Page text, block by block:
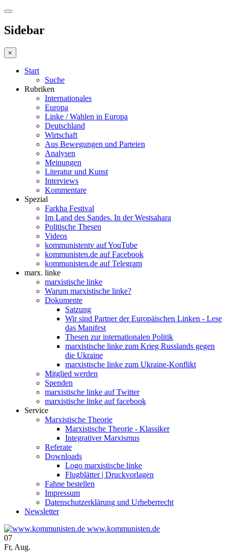
Sidebar
×
Start
Suche
Rubriken
Internationales
Europa
Linke / Wahlen in Europa
Deutschland
Wirtschaft
Aus Bewegungen und Parteien
Analysen
Meinungen
Literatur und Kunst
Interviews
Kommentare
Spezial
Farkha Festival
Im Land des Sandes. In der Westsahara
Politische Thesen
Videos
kommunistentv auf YouTube
kommunisten.de auf Facebook
kommunisten.de auf Telegram
marx. linke
marxistische linke
Warum marxistische linke?
Dokumente
Satzung
Wir sind Partner der Europäischen Linken - Lese
das Manifest
Thesen zur internationalen Politik
marxistische linke zum Krieg Russlands gegen
die Ukraine
marxistische linke zum Ukraine-Konflikt
Mitglied werden
Spenden
marxistische linke auf Twitter
marxistische linke auf facebook
Service
Marxistische Theorie
Marxistische Theorie - Klassiker
Integrativer Marxismus
Referate
Downloads
Logo marxistische linke
Flugblätter | Druckvorlagen
Fahne bestellen
Impressum
Datenschutzerklärung und Urheberrecht
Newsletter
www.kommunisten.de
07
Fr, Aug.